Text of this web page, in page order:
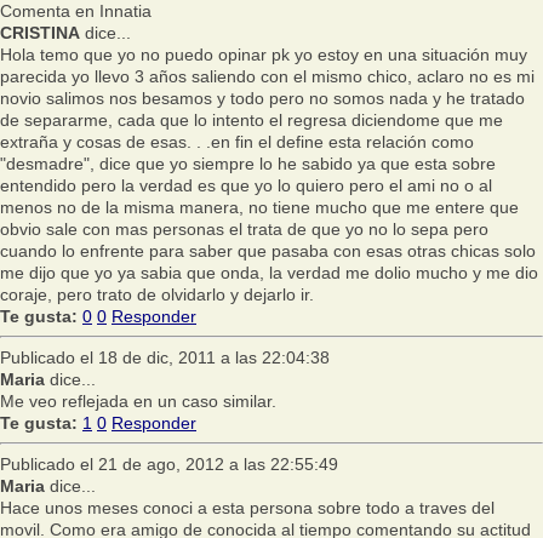
Comenta en Innatia
CRISTINA dice...
Hola temo que yo no puedo opinar pk yo estoy en una situación muy
parecida yo llevo 3 años saliendo con el mismo chico, aclaro no es mi
novio salimos nos besamos y todo pero no somos nada y he tratado
de separarme, cada que lo intento el regresa diciendome que me
extraña y cosas de esas. . .en fin el define esta relación como
"desmadre", dice que yo siempre lo he sabido ya que esta sobre
entendido pero la verdad es que yo lo quiero pero el ami no o al
menos no de la misma manera, no tiene mucho que me entere que
obvio sale con mas personas el trata de que yo no lo sepa pero
cuando lo enfrente para saber que pasaba con esas otras chicas solo
me dijo que yo ya sabia que onda, la verdad me dolio mucho y me dio
coraje, pero trato de olvidarlo y dejarlo ir.
Te gusta: 0 0 Responder
Publicado el 18 de dic, 2011 a las 22:04:38
Maria dice...
Me veo reflejada en un caso similar.
Te gusta: 1 0 Responder
Publicado el 21 de ago, 2012 a las 22:55:49
Maria dice...
Hace unos meses conoci a esta persona sobre todo a traves del
movil. Como era amigo de conocida al tiempo comentando su actitud